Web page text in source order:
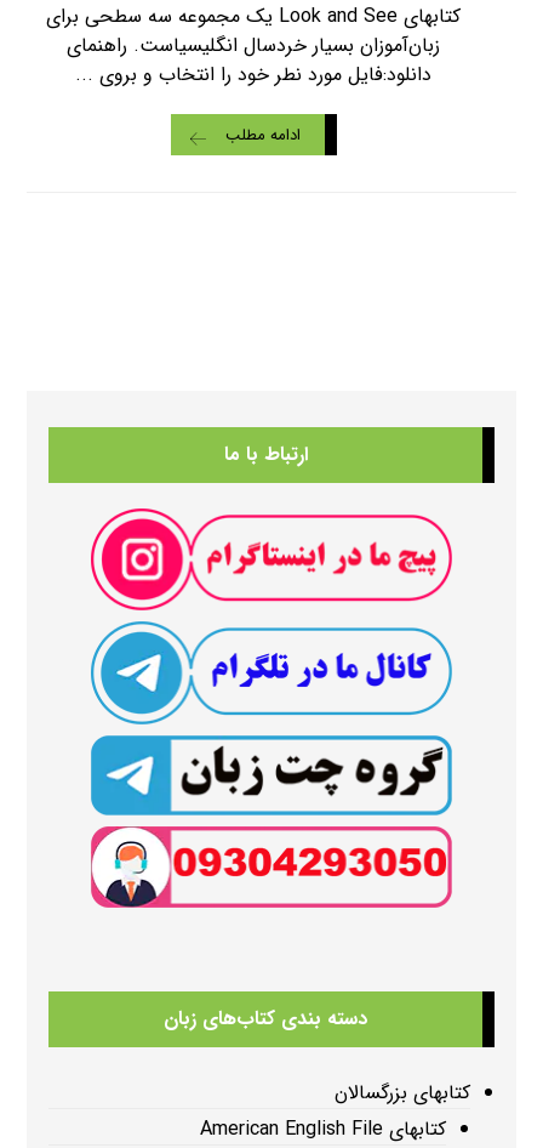
کتابهای Look and See یک مجموعه سه سطحی برای
زبان‌آموزان بسیار خردسال انگلیسیاست. راهنمای
دانلود:فایل مورد نطر خود را انتخاب و بروی ...
ادامه مطلب
ارتباط با ما
دسته بندی کتاب‌های زبان
کتابهای بزرگسالان
کتابهای American English File